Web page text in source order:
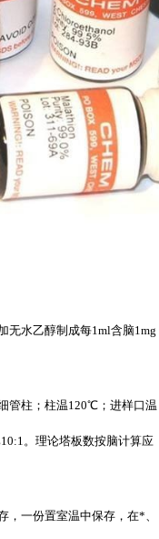
无水乙醇制成每1ml含脑1mg
管柱；柱温120℃；进样口温
。理论塔板数按脑计算应
，一份置室温中保存，在*、